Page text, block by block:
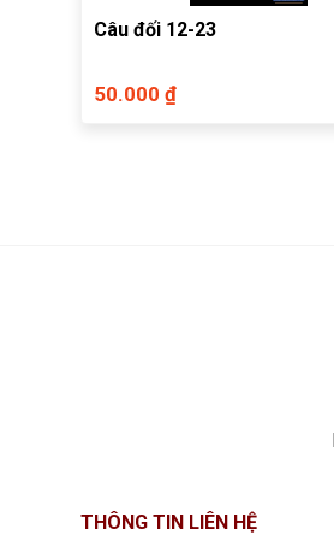
Câu đối 12-23
50.000 ₫
THÔNG TIN LIÊN HỆ